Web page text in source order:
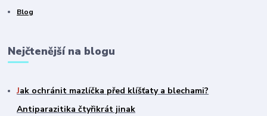
Blog
Nejčtenější na blogu
Jak ochránit mazlíčka před klíšťaty a blechami?
Antiparazitika čtyřikrát jinak